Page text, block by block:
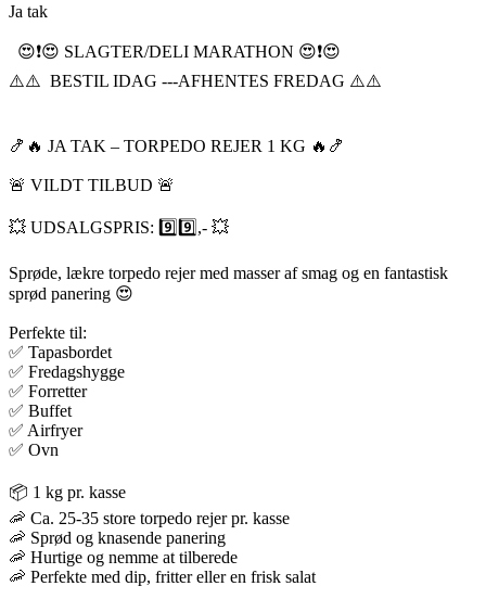
Ja tak
😍❗️😍 SLAGTER/DELI MARATHON 😍❗️😍
⚠️⚠️ BESTIL IDAG ---AFHENTES FREDAG ⚠️⚠️
🍤🔥 JA TAK – TORPEDO REJER 1 KG 🔥🍤
🚨 VILDT TILBUD 🚨
💥 UDSALGSPRIS: 9️⃣9️⃣,- 💥
Sprøde, lækre torpedo rejer med masser af smag og en fantastisk
sprød panering 😍
Perfekte til:
✅ Tapasbordet
✅ Fredagshygge
✅ Forretter
✅ Buffet
✅ Airfryer
✅ Ovn
📦 1 kg pr. kasse
🦐 Ca. 25-35 store torpedo rejer pr. kasse
🦐 Sprød og knasende panering
🦐 Hurtige og nemme at tilberede
🦐 Perfekte med dip, fritter eller en frisk salat